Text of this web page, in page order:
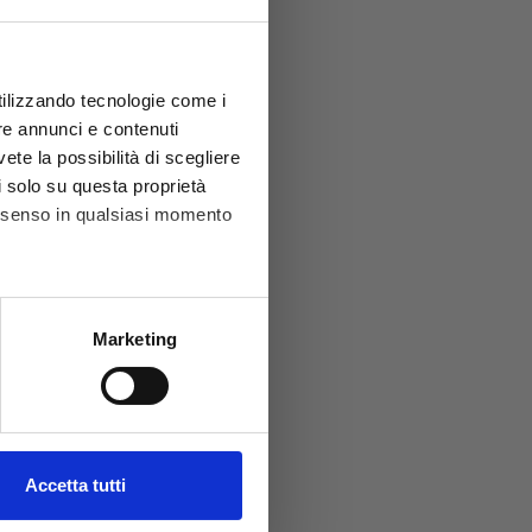
tecnologie come i
annunci e contenuti
la possibilità di scegliere
su questa proprietà
in qualsiasi momento
metro,
dettagli . Puoi
e per analizzare il
Marketing
Accetta tutti
in